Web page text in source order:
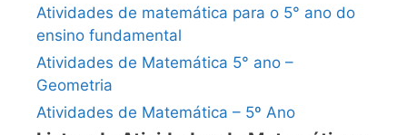
Atividades de matemática para o 5° ano do
ensino fundamental
Atividades de Matemática 5° ano –
Geometria
Atividades de Matemática – 5º Ano